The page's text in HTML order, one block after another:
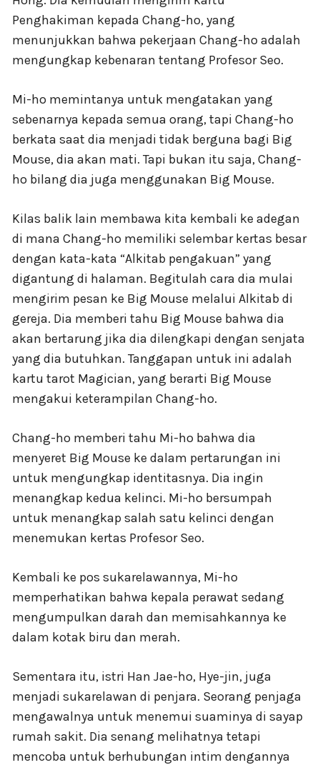
Penghakiman kepada Chang-ho, yang
menunjukkan bahwa pekerjaan Chang-ho adalah
mengungkap kebenaran tentang Profesor Seo.
Mi-ho memintanya untuk mengatakan yang
sebenarnya kepada semua orang, tapi Chang-ho
berkata saat dia menjadi tidak berguna bagi Big
Mouse, dia akan mati. Tapi bukan itu saja, Chang-
ho bilang dia juga menggunakan Big Mouse.
Kilas balik lain membawa kita kembali ke adegan
di mana Chang-ho memiliki selembar kertas besar
dengan kata-kata “Alkitab pengakuan” yang
digantung di halaman. Begitulah cara dia mulai
mengirim pesan ke Big Mouse melalui Alkitab di
gereja. Dia memberi tahu Big Mouse bahwa dia
akan bertarung jika dia dilengkapi dengan senjata
yang dia butuhkan. Tanggapan untuk ini adalah
kartu tarot Magician, yang berarti Big Mouse
mengakui keterampilan Chang-ho.
Chang-ho memberi tahu Mi-ho bahwa dia
menyeret Big Mouse ke dalam pertarungan ini
untuk mengungkap identitasnya. Dia ingin
menangkap kedua kelinci. Mi-ho bersumpah
untuk menangkap salah satu kelinci dengan
menemukan kertas Profesor Seo.
Kembali ke pos sukarelawannya, Mi-ho
memperhatikan bahwa kepala perawat sedang
mengumpulkan darah dan memisahkannya ke
dalam kotak biru dan merah.
Sementara itu, istri Han Jae-ho, Hye-jin, juga
menjadi sukarelawan di penjara. Seorang penjaga
mengawalnya untuk menemui suaminya di sayap
rumah sakit. Dia senang melihatnya tetapi
mencoba untuk berhubungan intim dengannya